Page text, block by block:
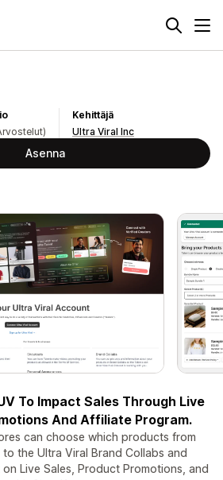
Kehittäjä
Ultra Viral Inc
Asenna
To Impact Sales Through Live
And Affiliate Program.
can choose which products from
the Ultra Viral Brand Collabs and
Live Sales, Product Promotions, and